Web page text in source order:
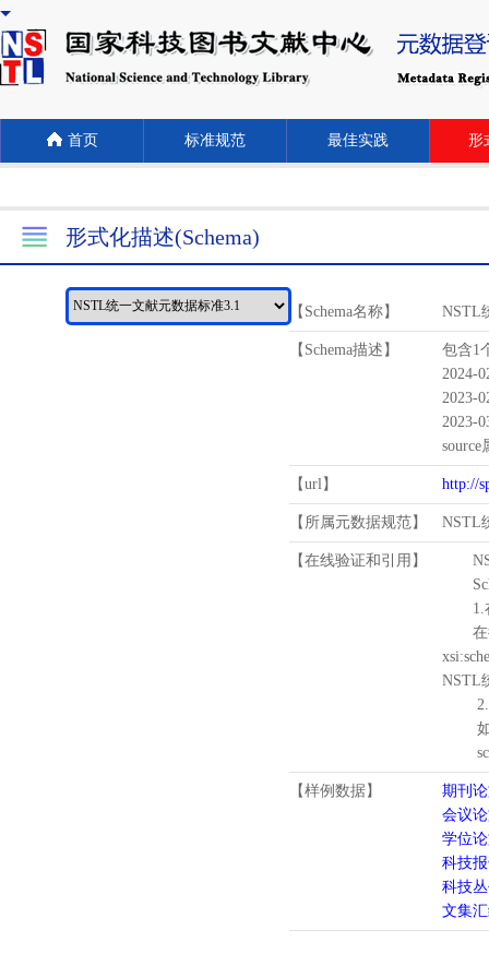
首页 标准规范 最佳实践 形
形式化描述(Schema)
【Schema名称】 NSTL
【Schema描述】
包含1
2024-
2023-
2023-
source
【url】 http://
【所属元数据规范】 NSTL
【在线验证和引用】
1.
在待
NSTL
2.
如需
【样例数据】
期刊
会议
学位
科技
科技
文集